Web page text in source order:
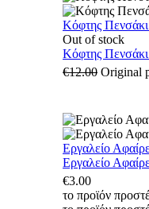
Κόφτης
Out of stock
Κόφτης
€12.00 Original
Εργαλείο
Εργαλείο
€3.00
το προϊόν